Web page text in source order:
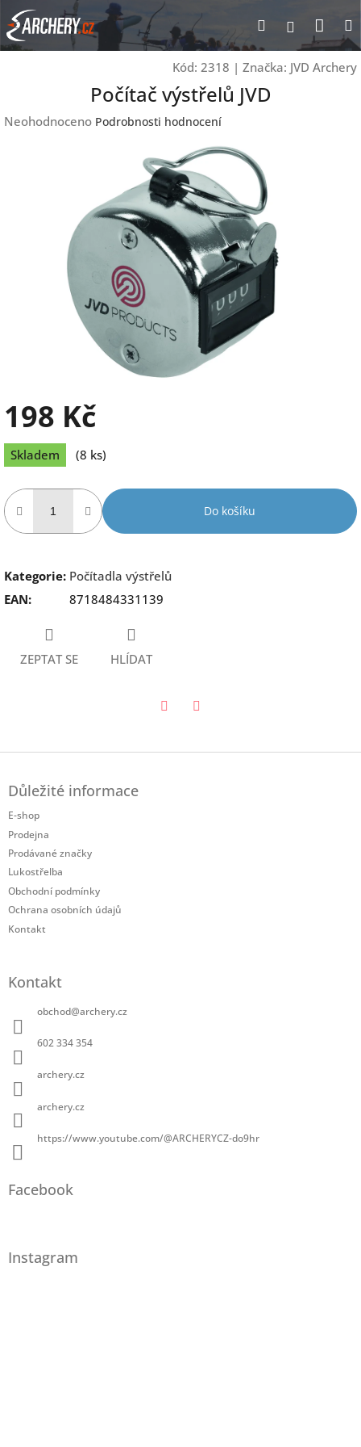
Přejít
na
obsah
Hledat
Kód: 2318 | Značka: JVD Archery
Počítač výstřelů JVD
Průměrné
Neohodnoceno Podrobnosti hodnocení
198 Kč
Měrná
cena:
Skladem (8 ks)
Do košíku
Kategorie: Počítadla výstřelů
EAN: 8718484331139
ZEPTAT SE HLÍDAT
Důležité informace
E-shop
Prodejna
Prodávané značky
Lukostřelba
Obchodní podmínky
Ochrana osobních údajů
Kontakt
Kontakt
obchod@archery.cz
602 334 354
archery.cz
archery.cz
https://www.youtube.com/@ARCHERYCZ-do9hr
Facebook
Instagram